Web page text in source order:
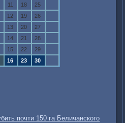
11 18
25
12 19
26
13 20
27
14 21
28
15 22
29
16 23 30
почти 150 га Беличанского